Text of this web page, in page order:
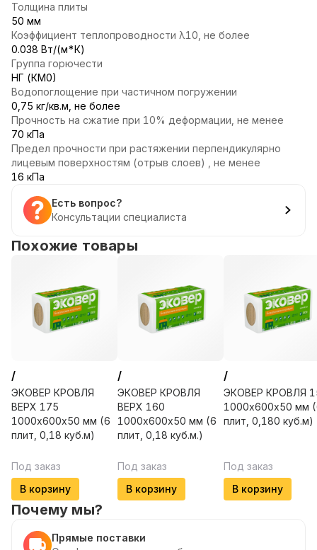
Толщина плиты
50 мм
Коэффициент теплопроводности λ10, не более
0.038 Вт/(м*К)
Группа горючести
НГ (КМ0)
Водопоглощение при частичном погружении
0,75 кг/кв.м, не более
Прочность на сжатие при 10% деформации, не менее
70 кПа
Предел прочности при растяжении перпендикулярно
лицевым поверхностям (отрыв слоев) , не менее
16 кПа
Есть вопрос?
Консультации специалиста
Похожие товары
/
ЭКОВЕР КРОВЛЯ
ВЕРХ 175
1000х600х50 мм (6
плит, 0,18 куб.м)
Под заказ
В корзину
/
ЭКОВЕР КРОВЛЯ
ВЕРХ 160
1000х600х50 мм (6
плит, 0,18 куб.м.)
Под заказ
В корзину
/
ЭКОВЕР КРОВЛЯ
1000х600х50 мм
плит, 0,180 куб.м)
Под заказ
В корзину
Почему мы?
Прямые поставки